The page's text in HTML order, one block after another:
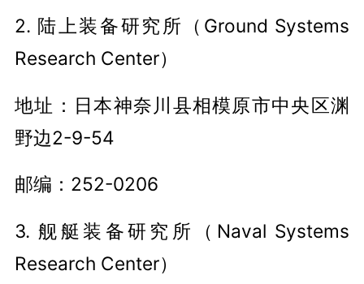
2. 陆上装备研究所（Ground Systems
Research Center）
地址：日本神奈川县相模原市中央区渊
野边2-9-54
邮编：252-0206
3. 舰艇装备研究所（Naval Systems
Research Center）